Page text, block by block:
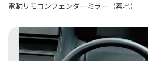
電動リモコンフェンダーミラー（素地）